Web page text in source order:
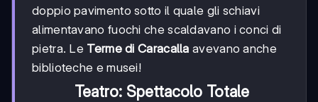
doppio pavimento sotto il quale gli schiavi
alimentavano fuochi che scaldavano i conci di
pietra. Le Terme di Caracalla avevano anche
biblioteche e musei!
Teatro: Spettacolo Totale